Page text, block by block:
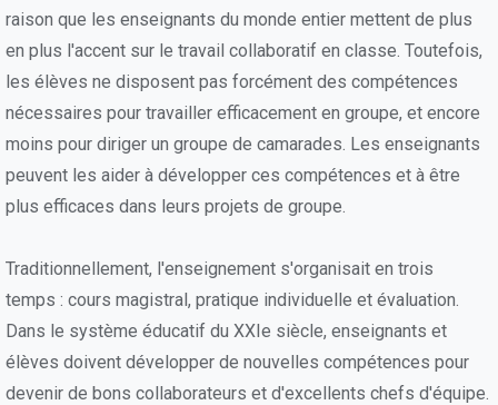
raison que les enseignants du monde entier mettent de plus
en plus l'accent sur le travail collaboratif en classe. Toutefois,
les élèves ne disposent pas forcément des compétences
nécessaires pour travailler efficacement en groupe, et encore
moins pour diriger un groupe de camarades. Les enseignants
peuvent les aider à développer ces compétences et à être
plus efficaces dans leurs projets de groupe.
Traditionnellement, l'enseignement s'organisait en trois
temps : cours magistral, pratique individuelle et évaluation.
Dans le système éducatif du XXIe siècle, enseignants et
élèves doivent développer de nouvelles compétences pour
devenir de bons collaborateurs et d'excellents chefs d'équipe.